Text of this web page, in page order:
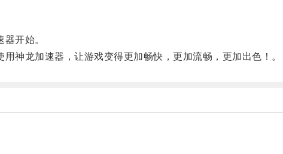
开始。
龙加速器，让游戏变得更加畅快，更加流畅，更加出色！。